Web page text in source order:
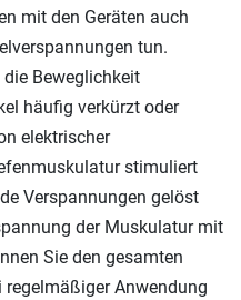
mit den Geräten auch
tun.
Beweglichkeit
häufig verkürzt oder
elektrischer
stimuliert
Verspannungen gelöst
der Muskulatur mit
Sie den gesamten
regelmäßiger Anwendung